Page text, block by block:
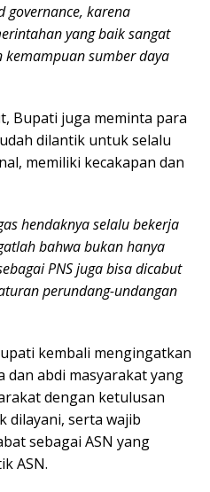
governance, karena
yang baik sangat
sumber daya
Bupati juga meminta para
dilantik untuk selalu
memiliki kecakapan dan
hendaknya selalu bekerja
bahwa bukan hanya
PNS juga bisa dicabut
perundang-undangan
kembali mengingatkan
dan abdi masyarakat yang
dengan ketulusan
dilayani, serta wajib
sebagai ASN yang
ASN.